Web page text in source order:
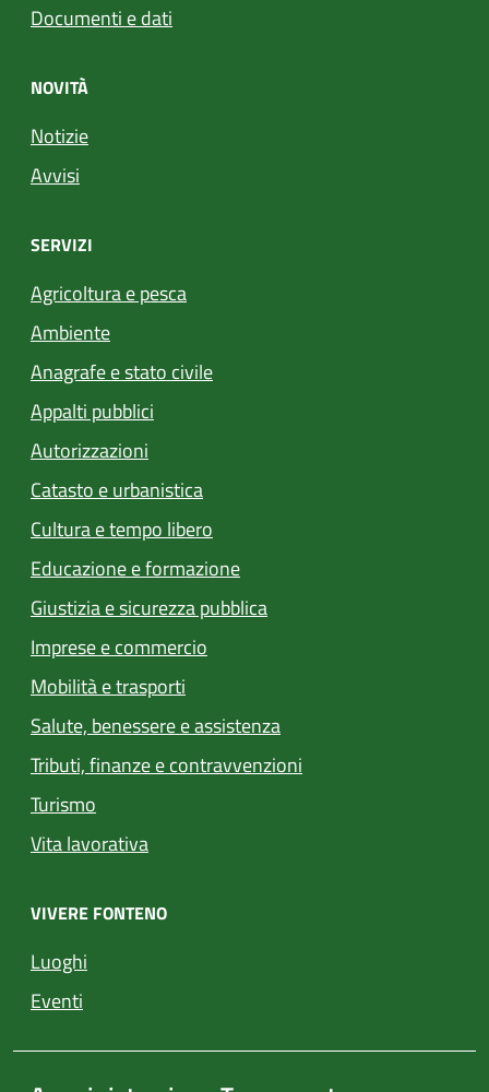
Documenti e dati
NOVITÀ
Notizie
Avvisi
SERVIZI
Agricoltura e pesca
Ambiente
Anagrafe e stato civile
Appalti pubblici
Autorizzazioni
Catasto e urbanistica
Cultura e tempo libero
Educazione e formazione
Giustizia e sicurezza pubblica
Imprese e commercio
Mobilità e trasporti
Salute, benessere e assistenza
Tributi, finanze e contravvenzioni
Turismo
Vita lavorativa
VIVERE FONTENO
Luoghi
Eventi